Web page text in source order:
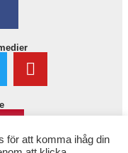
för att komma ihåg din